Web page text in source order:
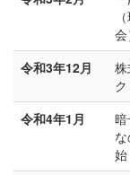
会
令和3年12月
令和4年1月
始